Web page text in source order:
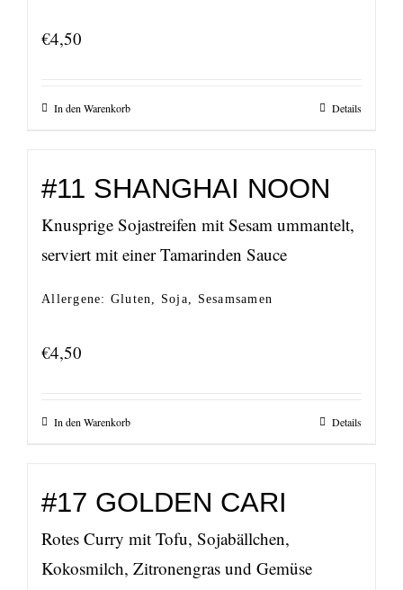
€4,50
In den Warenkorb Details
#11 SHANGHAI NOON
Knusprige Sojastreifen mit Sesam ummantelt,
serviert mit einer Tamarinden Sauce
Allergene: Gluten, Soja, Sesamsamen
€4,50
In den Warenkorb Details
#17 GOLDEN CARI
Rotes Curry mit Tofu, Sojabällchen,
Kokosmilch, Zitronengras und Gemüse